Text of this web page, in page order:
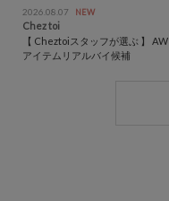
2026.08.07 NEW
Chez toi
【 Cheztoiスタッフが選ぶ 】 AW
アイテムリアルバイ候補